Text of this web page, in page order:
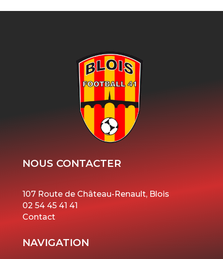
NOUS CONTACTER
107 Route de Château-Renault, Blois
02 54 45 41 41
Contact
NAVIGATION